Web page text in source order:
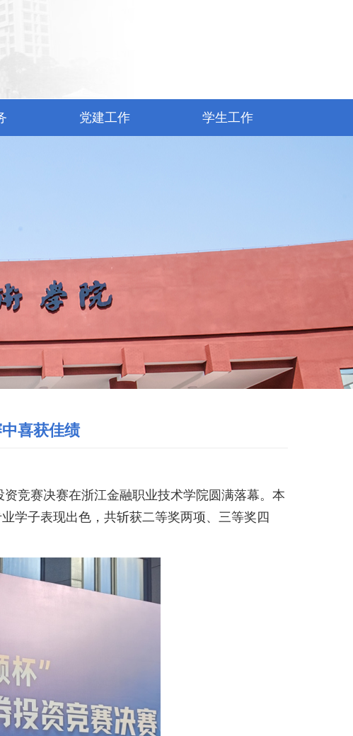
党建工作 学生工作
喜获佳绩
竞赛决赛在浙江金融职业技术学院圆满落幕。本
学子表现出色，共斩获二等奖两项、三等奖四